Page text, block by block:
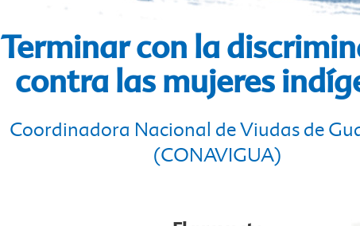
Terminar con la
contra las mujeres
Coordinadora Nacional de Viudas de
(CONAVIGUA)